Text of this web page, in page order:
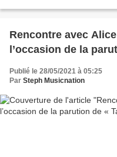
The Letter Download &
Rencontre avec
l’occasion de la
Publié le 28/05/2021 à 05:25
Par Steph Musicnation